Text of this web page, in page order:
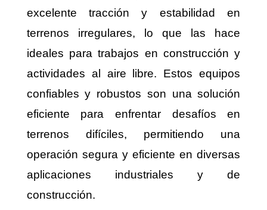
excelente tracción y estabilidad en
terrenos irregulares, lo que las hace
ideales para trabajos en construcción y
actividades al aire libre. Estos equipos
confiables y robustos son una solución
eficiente para enfrentar desafíos en
terrenos difíciles, permitiendo una
operación segura y eficiente en diversas
aplicaciones industriales y de
construcción.